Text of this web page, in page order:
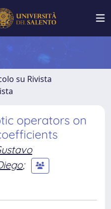
su Rivista
operators on
;